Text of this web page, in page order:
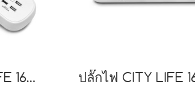
ปลั๊กไฟ CITY LIFE 16A 3500W รุ่น CTA-444 FAST CHARGE